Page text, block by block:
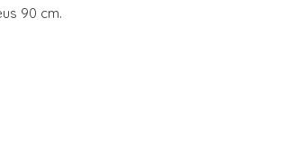
90 cm.